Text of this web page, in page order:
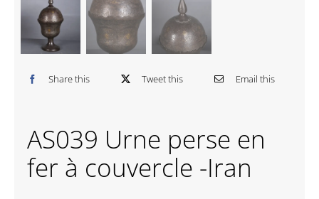
Contactez-nous
Share this Tweet this Email this
AS039 Urne perse en
fer à couvercle -Iran